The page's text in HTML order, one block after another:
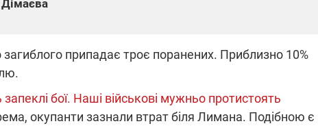
припадає троє поранених. Приблизно 10%
бої. Наші військові мужньо протистоять
окупанти зазнали втрат біля Лимана. Подібною є
12:09
війни" та
Працюють на
передовій:
підтримайте